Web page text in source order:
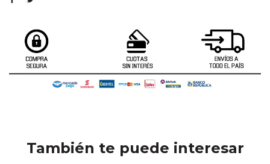
También te puede interesar